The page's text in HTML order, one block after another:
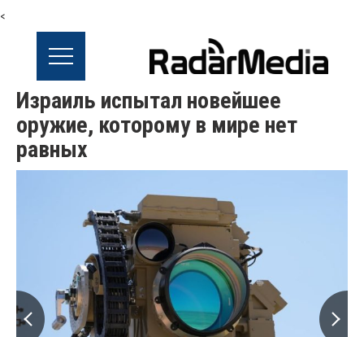
<
Израиль испытал новейшее
оружие, которому в мире нет
равных